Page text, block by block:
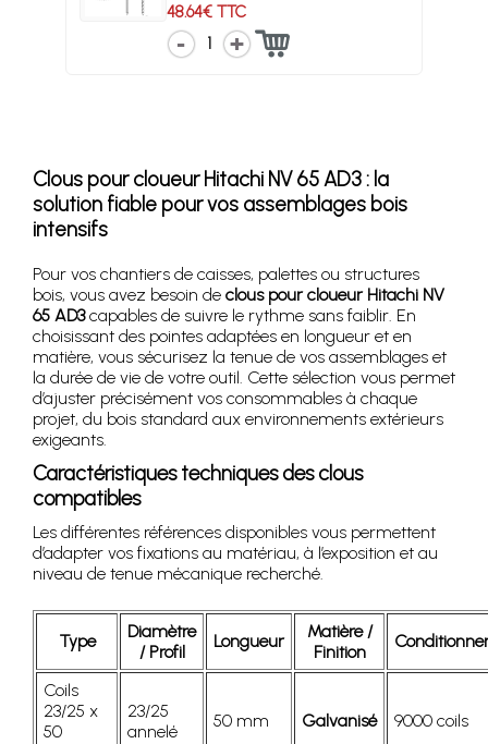
48.64€ TTC
1
Clous pour cloueur Hitachi NV 65 AD3 : la
solution fiable pour vos assemblages bois
intensifs
Pour vos chantiers de caisses, palettes ou structures
bois, vous avez besoin de clous pour cloueur Hitachi NV
65 AD3capables de suivre le rythme sans faiblir. En
choisissant des pointes adaptées en longueur et en
matière, vous sécurisez la tenue de vos assemblages et
la durée de vie de votre outil. Cette sélection vous permet
d’ajuster précisément vos consommables à chaque
projet, du bois standard aux environnements extérieurs
exigeants.
Caractéristiques techniques des clous
compatibles
Les différentes références disponibles vous permettent
d’adapter vos fixations au matériau, à l’exposition et au
niveau de tenue mécanique recherché.
Type
Diamètre
/ Profil
Longueur
Matière /
Finition
Coils
23/25 x
50
23/25
annelé
50 mm Galvanisé 9000 coils